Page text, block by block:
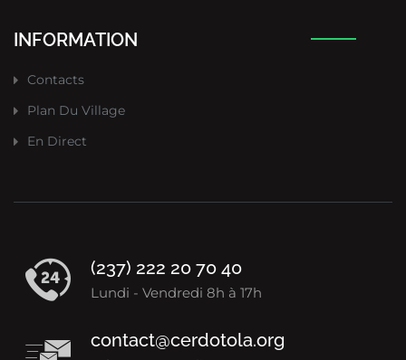
INFORMATION
Contacts
Plan Du Village
En Direct
(237) 222 20 70 40
Lundi - Vendredi 8h à 17h
contact@cerdotola.org